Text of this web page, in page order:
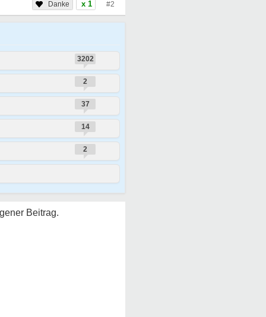
x 1 #2
3202
2
37
14
2
Beitrag.